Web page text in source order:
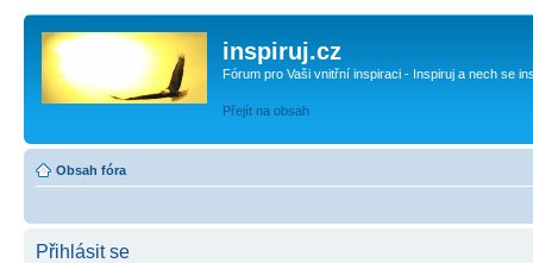
inspiruj.cz
Fórum pro Vaši vnitřní inspiraci - Inspiruj a nech se
Přejít na obsah
Obsah fóra
Přihlásit se